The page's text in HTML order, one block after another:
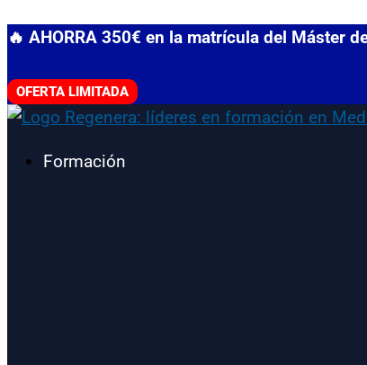
al
🔥 AHORRA 350€ en la matrícula del Máster
OFERTA LIMITADA
Formación